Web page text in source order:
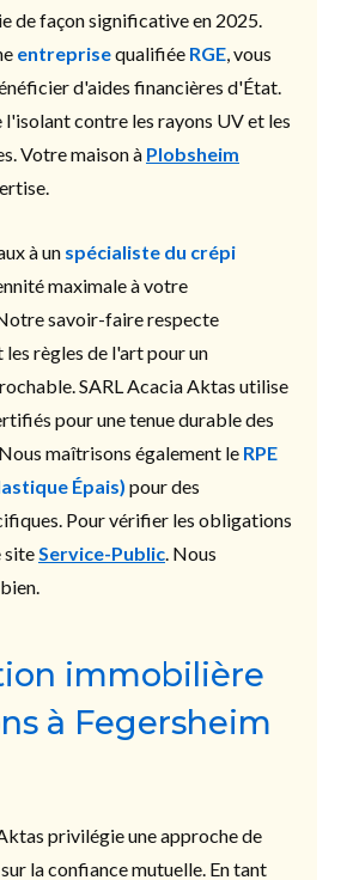
de façon significative en 2025.
entreprisequalifiée RGE, vous
d'aides financières d'État.
contre les rayons UV et les
Votre maison à Plobsheim
à un spécialiste du crépi
maximale à votre
savoir-faire respecte
règles de l'art pour un
SARL Acacia Aktas utilise
pour une tenue durable des
maîtrisons également le RPE
Épais) pour des
Pour vérifier les obligations
siteService-Public. Nous
immobilière
à Fegersheim
privilégie une approche de
la confiance mutuelle. En tant